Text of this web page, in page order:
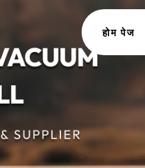
होम पेज